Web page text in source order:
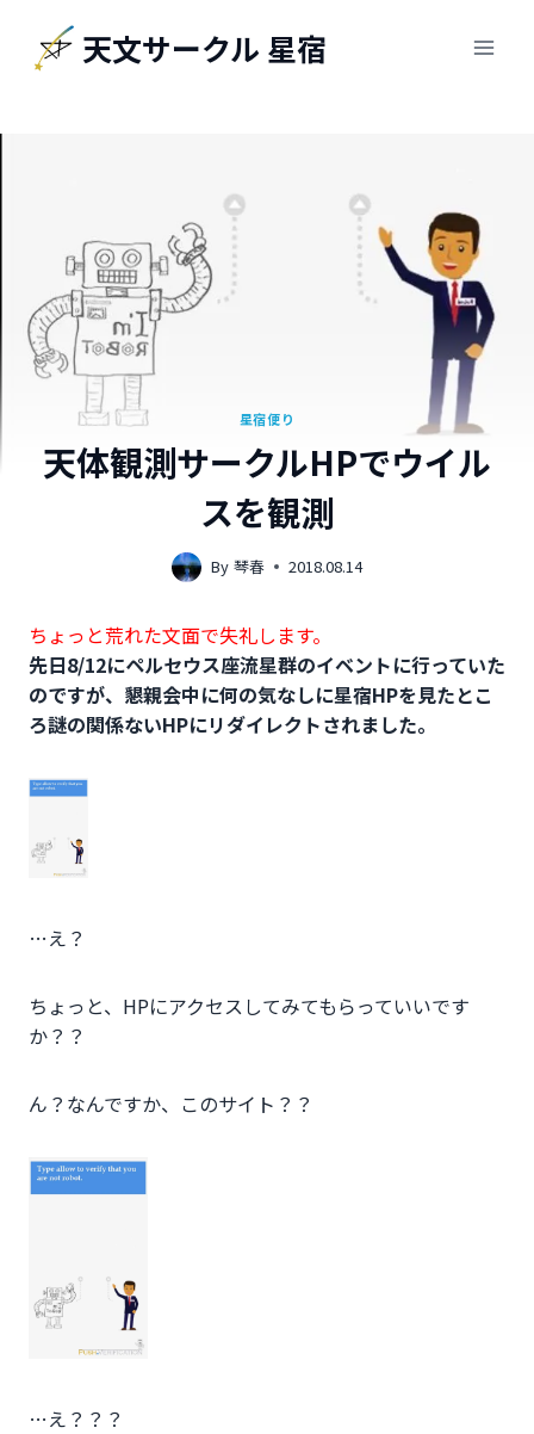
キ
天文サークル 星宿
星宿便り
天体観測サークルHPでウイル
スを観測
By 琴春 2018.08.14
ちょっと荒れた文面で失礼します。
先日8/12にペルセウス座流星群のイベントに行っていた
のですが、懇親会中に何の気なしに星宿HPを見たとこ
ろ謎の関係ないHPにリダイレクトされました。
…え？
ちょっと、HPにアクセスしてみてもらっていいです
か？？
ん？なんですか、このサイト？？
…え？？？